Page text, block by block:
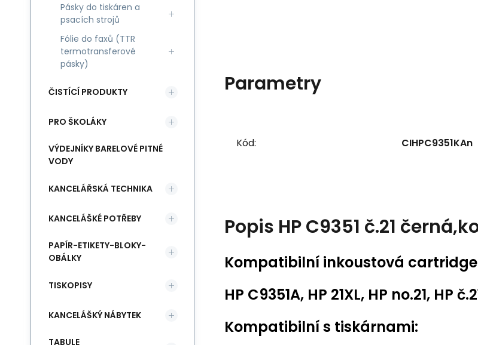
Parametry
Kód: CIHPC9351KAn
Popis HP C9351 č.21
Kompatibilní inkoustová cartridge
HP C9351A, HP 21XL, HP no.21, HP
Kompatibilní s tiskárnami:
Pásky do tiskáren a
psacích strojů
Fólie do faxů (TTR
termotransferové
pásky)
ČISTÍCÍ PRODUKTY
PRO ŠKOLÁKY
VÝDEJNÍKY BARELOVÉ PITNÉ
VODY
KANCELÁŘSKÁ TECHNIKA
KANCELÁŠKÉ POTŘEBY
PAPÍR-ETIKETY-BLOKY-
OBÁLKY
TISKOPISY
KANCELÁŠKÝ NÁBYTEK
TABULE